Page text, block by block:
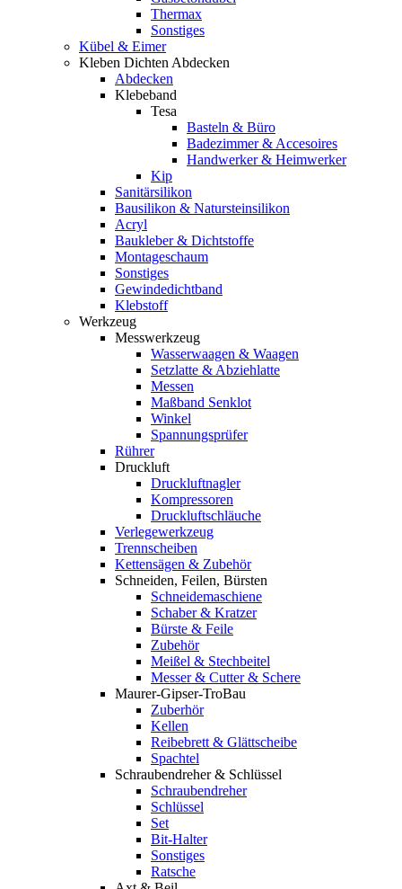
Thermax
Sonstiges
Kübel & Eimer
Kleben Dichten Abdecken
Abdecken
Klebeband
Tesa
Basteln & Büro
Badezimmer & Accesoires
Handwerker & Heimwerker
Kip
Sanitärsilikon
Bausilikon & Natursteinsilikon
Acryl
Baukleber & Dichtstoffe
Montageschaum
Sonstiges
Gewindedichtband
Klebstoff
Werkzeug
Messwerkzeug
Wasserwaagen & Waagen
Setzlatte & Abziehlatte
Messen
Maßband Senklot
Winkel
Spannungsprüfer
Rührer
Druckluft
Druckluftnagler
Kompressoren
Druckluftschläuche
Verlegewerkzeug
Trennscheiben
Kettensägen & Zubehör
Schneiden, Feilen, Bürsten
Schneidemaschiene
Schaber & Kratzer
Bürste & Feile
Zubehör
Meißel & Stechbeitel
Messer & Cutter & Schere
Maurer-Gipser-TroBau
Zuberhör
Kellen
Reibebrett & Glättscheibe
Spachtel
Schraubendreher & Schlüssel
Schraubendreher
Schlüssel
Set
Bit-Halter
Sonstiges
Ratsche